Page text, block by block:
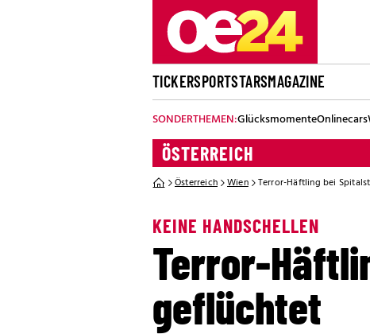
TICKERSPORTSTARSMAGAZINE
SONDERTHEMEN:GlücksmomenteOnlinecars
ÖSTERREICH
Österreich Wien Terror-Häftling bei
KEINE HANDSCHELLEN
Terror-
geflüchtet